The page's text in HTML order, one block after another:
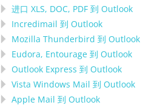
进口 XLS, DOC, PDF 到 Outlook
Incredimail 到 Outlook
Mozilla Thunderbird 到 Outlook
Eudora, Entourage 到 Outlook
Outlook Express 到 Outlook
Vista Windows Mail 到 Outlook
Apple Mail 到 Outlook